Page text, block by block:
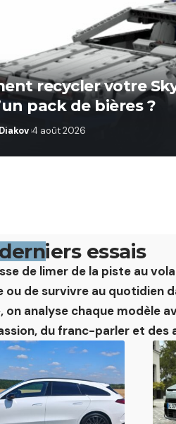
recycler votre
pack de bières ?
4 août 2026
essais
de limer de la piste au
ou de survivre au quotidien
on analyse chaque modèle
du franc-parler et des